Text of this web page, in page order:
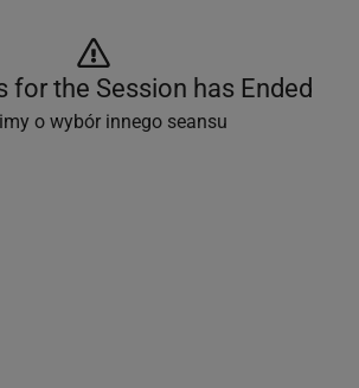
for the Session has Ended
o wybór innego seansu